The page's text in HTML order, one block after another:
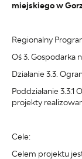
miejskiego w
Regionalny
Oś 3. Gospodarka
Działanie 3.3.
Poddziałanie
projekty
Cele:
Celem projektu